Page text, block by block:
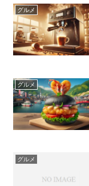
グルメ
グルメ
グルメ